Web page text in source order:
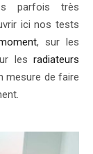
parfois très
ici nos tests
, sur les
les radiateurs
mesure de faire